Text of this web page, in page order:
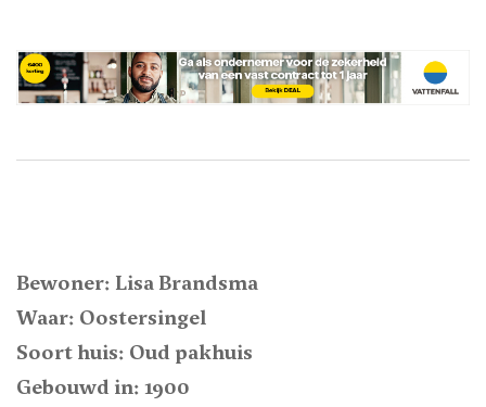
Bewoner: Lisa Brandsma
Waar: Oostersingel
Soort huis: Oud pakhuis
Gebouwd in: 1900